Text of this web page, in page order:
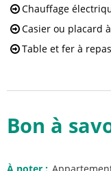
Chauffage
Casier ou placard
Table et fer à
Bon à